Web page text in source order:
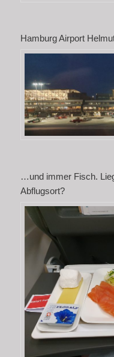
Hamburg Airport
…und immer Fisch.
Abflugsort?